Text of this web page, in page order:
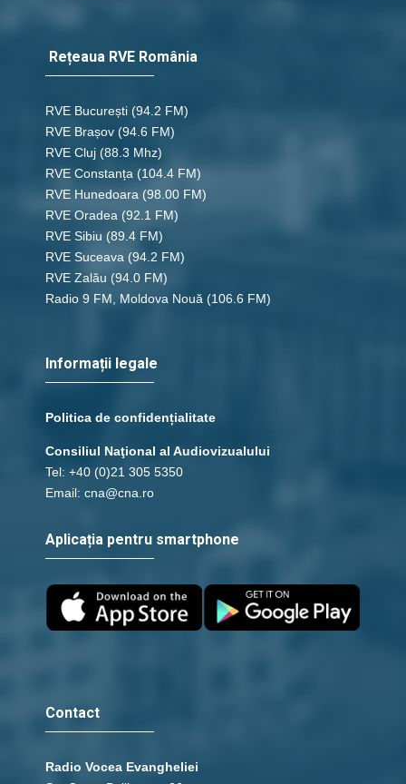
Rețeaua RVE România
RVE București (94.2 FM)
RVE Brașov (94.6 FM)
RVE Cluj (88.3 Mhz)
RVE Constanța (104.4 FM)
RVE Hunedoara (98.00 FM)
RVE Oradea (92.1 FM)
RVE Sibiu (89.4 FM)
RVE Suceava (94.2 FM)
RVE Zalău (94.0 FM)
Radio 9 FM, Moldova Nouă (106.6 FM)
Informații legale
Politica de confidențialitate
Consiliul Naţional al Audiovizualului
Tel: +40 (0)21 305 5350
Email: cna@cna.ro
Aplicația pentru smartphone
Contact
Radio Vocea Evangheliei